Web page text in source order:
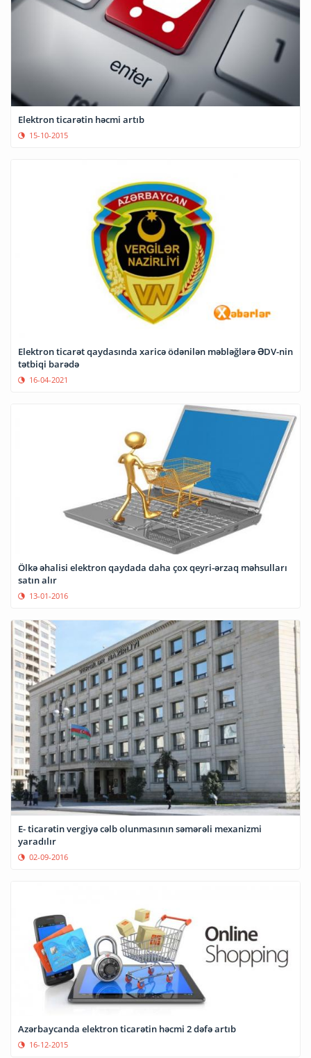
Elektron ticarətin həcmi artıb
15-10-2015
Elektron ticarət qaydasında xaricə ödənilən məbləğlərə ƏDV-nin
tətbiqi barədə
16-04-2021
Ölkə əhalisi elektron qaydada daha çox qeyri-ərzaq məhsulları
satın alır
13-01-2016
E- ticarətin vergiyə cəlb olunmasının səmərəli mexanizmi
yaradılır
02-09-2016
Azərbaycanda elektron ticarətin həcmi 2 dəfə artıb
16-12-2015